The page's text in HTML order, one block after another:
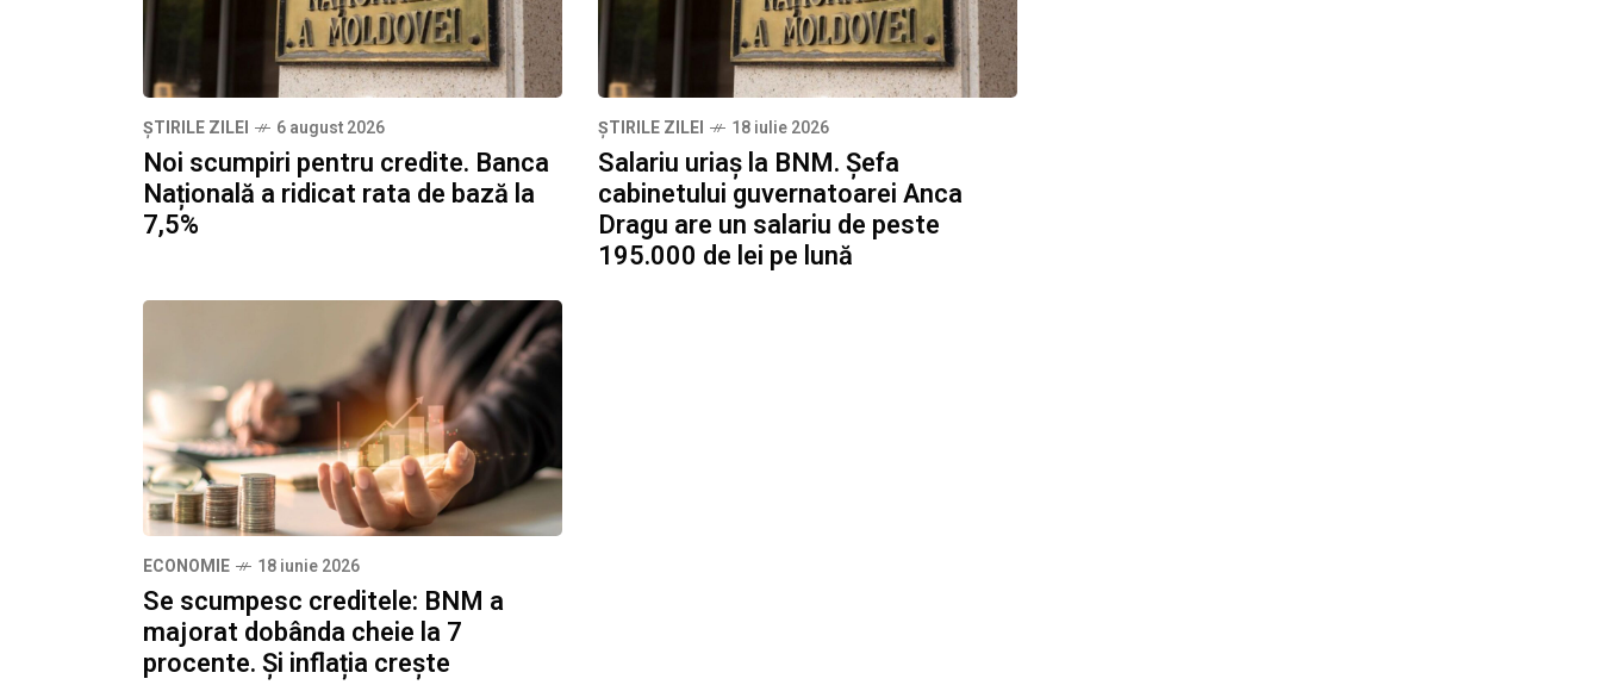
ȘTIRILE ZILEI 6 august 2026
Noi scumpiri pentru credite. Banca
Națională a ridicat rata de bază la
7,5%
ȘTIRILE ZILEI 18 iulie 2026
Salariu uriaș la BNM. Șefa
cabinetului guvernatoarei Anca
Dragu are un salariu de peste
195.000 de lei pe lună
ECONOMIE 18 iunie 2026
Se scumpesc creditele: BNM a
majorat dobânda cheie la 7
procente. Și inflația crește